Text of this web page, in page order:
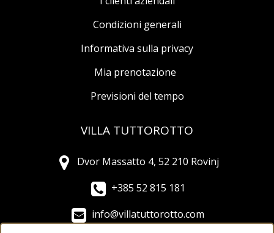
Condizioni generali
Informativa sulla privacy
Mia prenotazione
Previsioni del tempo
VILLA TUTTOROTTO
Dvor Massatto 4, 52 210 Rovinj
+385 52 815 181
info@villatuttorotto.com